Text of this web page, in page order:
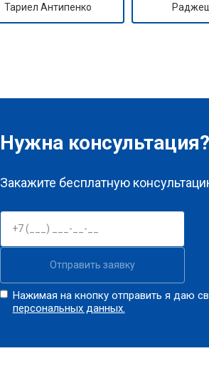
Тариел Антипенко
Нужна консультация?
Закажите бесплатную
Отправить заявку
Нажимая на кнопку отправить я даю
персональных данных.